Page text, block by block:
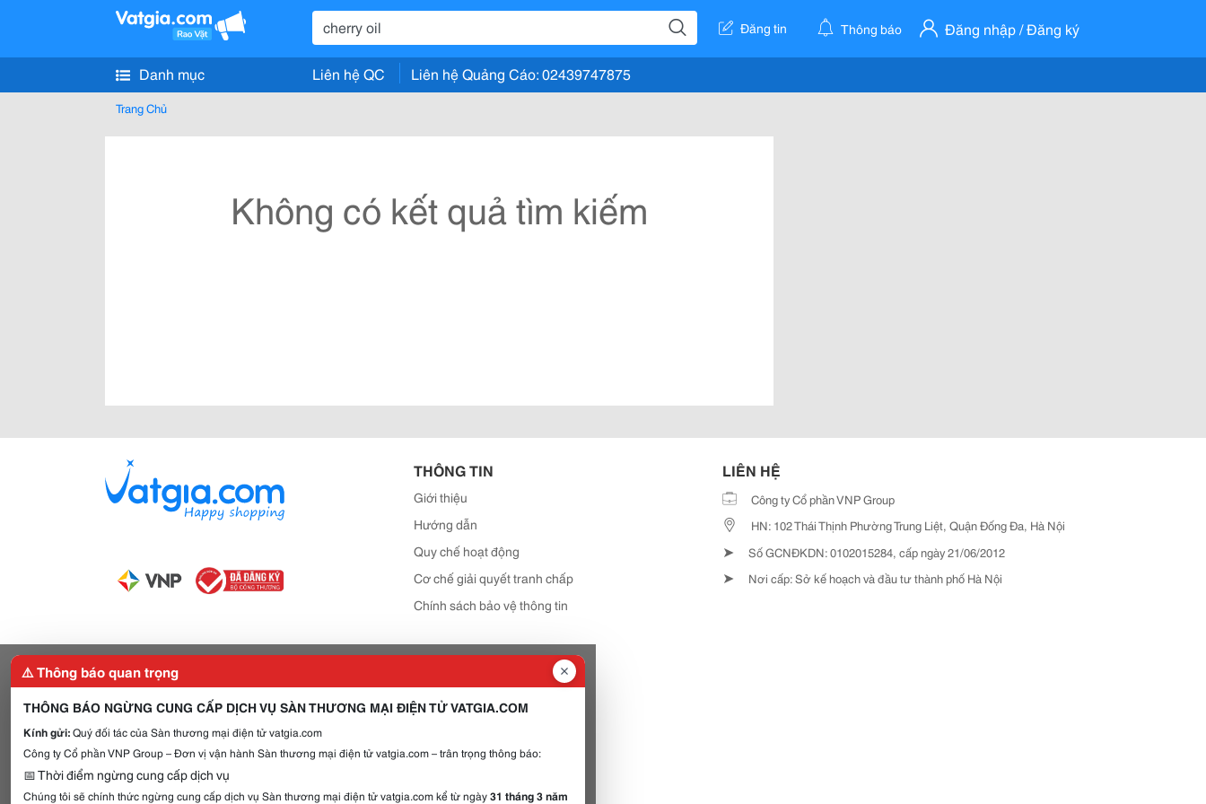
Đăng tin Thông báo Đăng nhập / Đăng ký
Danh mục Liên hệ QC Liên hệ Quảng Cáo: 02439747875
Trang Chủ
Không có kết quả tìm kiếm
THÔNG TIN
Giới thiệu
Hướng dẫn
Quy chế hoạt động
Cơ chế giải quyết tranh chấp
Chính sách bảo vệ thông tin
LIÊN HỆ
Công ty Cổ phần VNP Group
HN: 102 Thái Thịnh Phường Trung Liệt, Quận Đống Đa, Hà Nội
➤ Số GCNĐKDN: 0102015284, cấp ngày 21/06/2012
➤ Nơi cấp: Sở kế hoạch và đầu tư thành phố Hà Nội
⚠️ Thông báo quan trọng
THÔNG BÁO NGỪNG CUNG CẤP DỊCH VỤ SÀN THƯƠNG MẠI ĐIỆN TỬ VATGIA.COM
Kính gửi:Quý đối tác của Sàn thương mại điện tử vatgia.com
Công ty Cổ phần VNP Group – Đơn vị vận hành Sàn thương mại điện tử vatgia.com – trân trọng thông báo:
📅 Thời điểm ngừng cung cấp dịch vụ
Chúng tôi sẽ chính thức ngừng cung cấp dịch vụ Sàn thương mại điện tử vatgia.com kể từ ngày31 tháng 3 năm